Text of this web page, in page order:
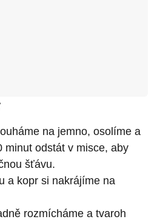
na jemno, osolíme a
minut odstát v misce, aby
šťávu.
a kopr si nakrájíme na
rozmícháme a tvaroh